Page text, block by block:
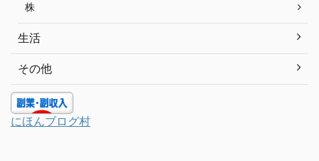
株
生活
その他
にほんブログ村